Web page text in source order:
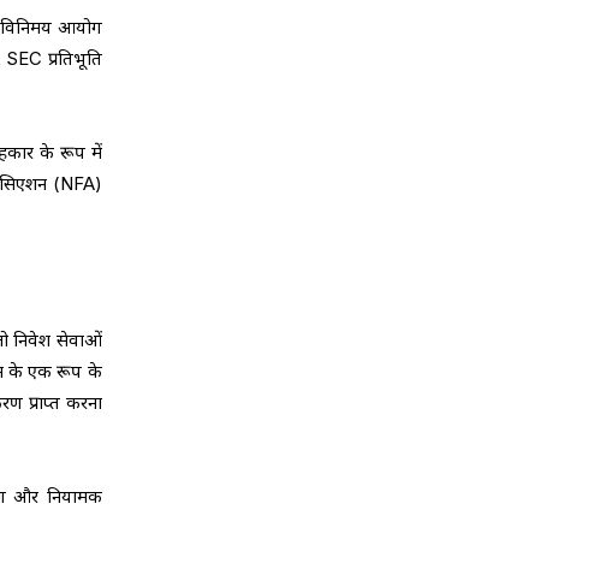
आयोग
प्रतिभूति
के रूप में
(NFA)
निवेश सेवाओं
के एक रूप के
प्राप्त करना
और नियामक